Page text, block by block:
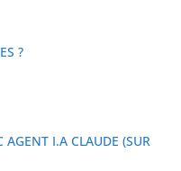
?
I.A CLAUDE (SUR